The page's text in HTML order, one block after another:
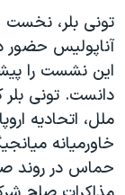
اصلی
جهش
به
جستجو
جهان
ورزشی
گزیده‌ها
ویژه برنامه‌ها
ویدیوها
فرهنگ و زندگی
صفحه‌های ویژه
جام جهانی ۲۰۲۶
عملیات خشم
۲۵۰سالگی آمریکا
بایگانی
مستندها
فرکانس‌های
پخش رادیویی
یادگیری زبان
دنبال کنید
تونی بلر، نخست
آناپوليس حضور
ملل، اتحاديه
خاورميانه
حماس در روند